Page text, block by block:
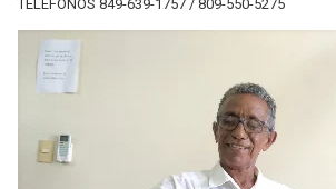
TELÉFONOS 849-639-1757 / 809-550-5275